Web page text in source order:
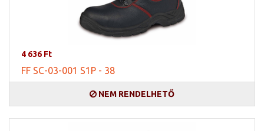
4 636 Ft
FF SC-03-001 S1P - 38
NEM RENDELHETŐ